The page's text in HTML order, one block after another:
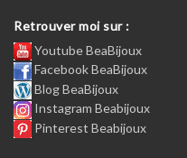
Retrouver moi sur :
Youtube BeaBijoux
Facebook BeaBijoux
Blog BeaBijoux
Instagram Beabijoux
Pinterest Beabijoux